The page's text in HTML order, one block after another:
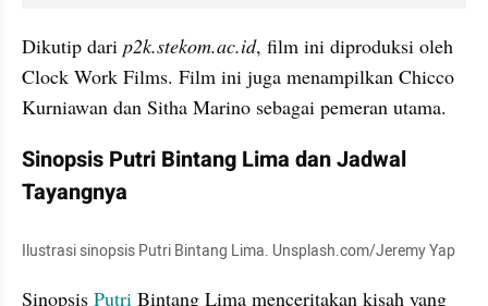
Dikutip dari p2k.stekom.ac.id, film ini diproduksi oleh
Clock Work Films. Film ini juga menampilkan Chicco
Kurniawan dan Sitha Marino sebagai pemeran utama.
Sinopsis Putri Bintang Lima dan Jadwal
Tayangnya
Ilustrasi sinopsis Putri Bintang Lima. Unsplash.com/Jeremy Yap
Sinopsis Putri Bintang Lima menceritakan kisah yang